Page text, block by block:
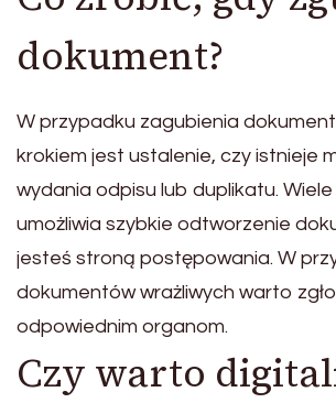
dokument?
W przypadku zagubienia
krokiem jest ustalenie, czy istnieje
wydania odpisu lub duplikatu.
umożliwia szybkie odtworzenie
jesteś stroną postępowania. W
dokumentów wrażliwych warto
odpowiednim organom.
Czy warto